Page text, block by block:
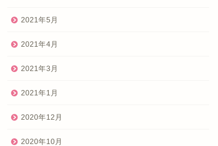
2021年5月
2021年4月
2021年3月
2021年1月
2020年12月
2020年10月